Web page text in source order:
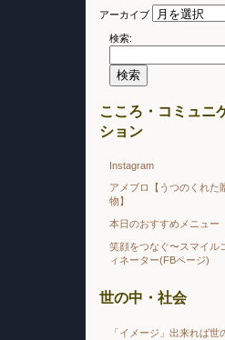
アーカイブ
検索:
こころ・コミュニ
ション
Instagram
アメブロ【うつのくれた
物】
本日のおすすめメニュー
笑顔をつなぐ〜スマイル
ィネーター(FBページ)
世の中・社会
「イメージ」出来れば世